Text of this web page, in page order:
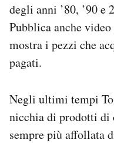
degli anni ’80, ’90 e
Pubblica anche
mostra i pezzi che
pagati.
Negli ultimi tempi
nicchia di prodotti di
sempre più affollata